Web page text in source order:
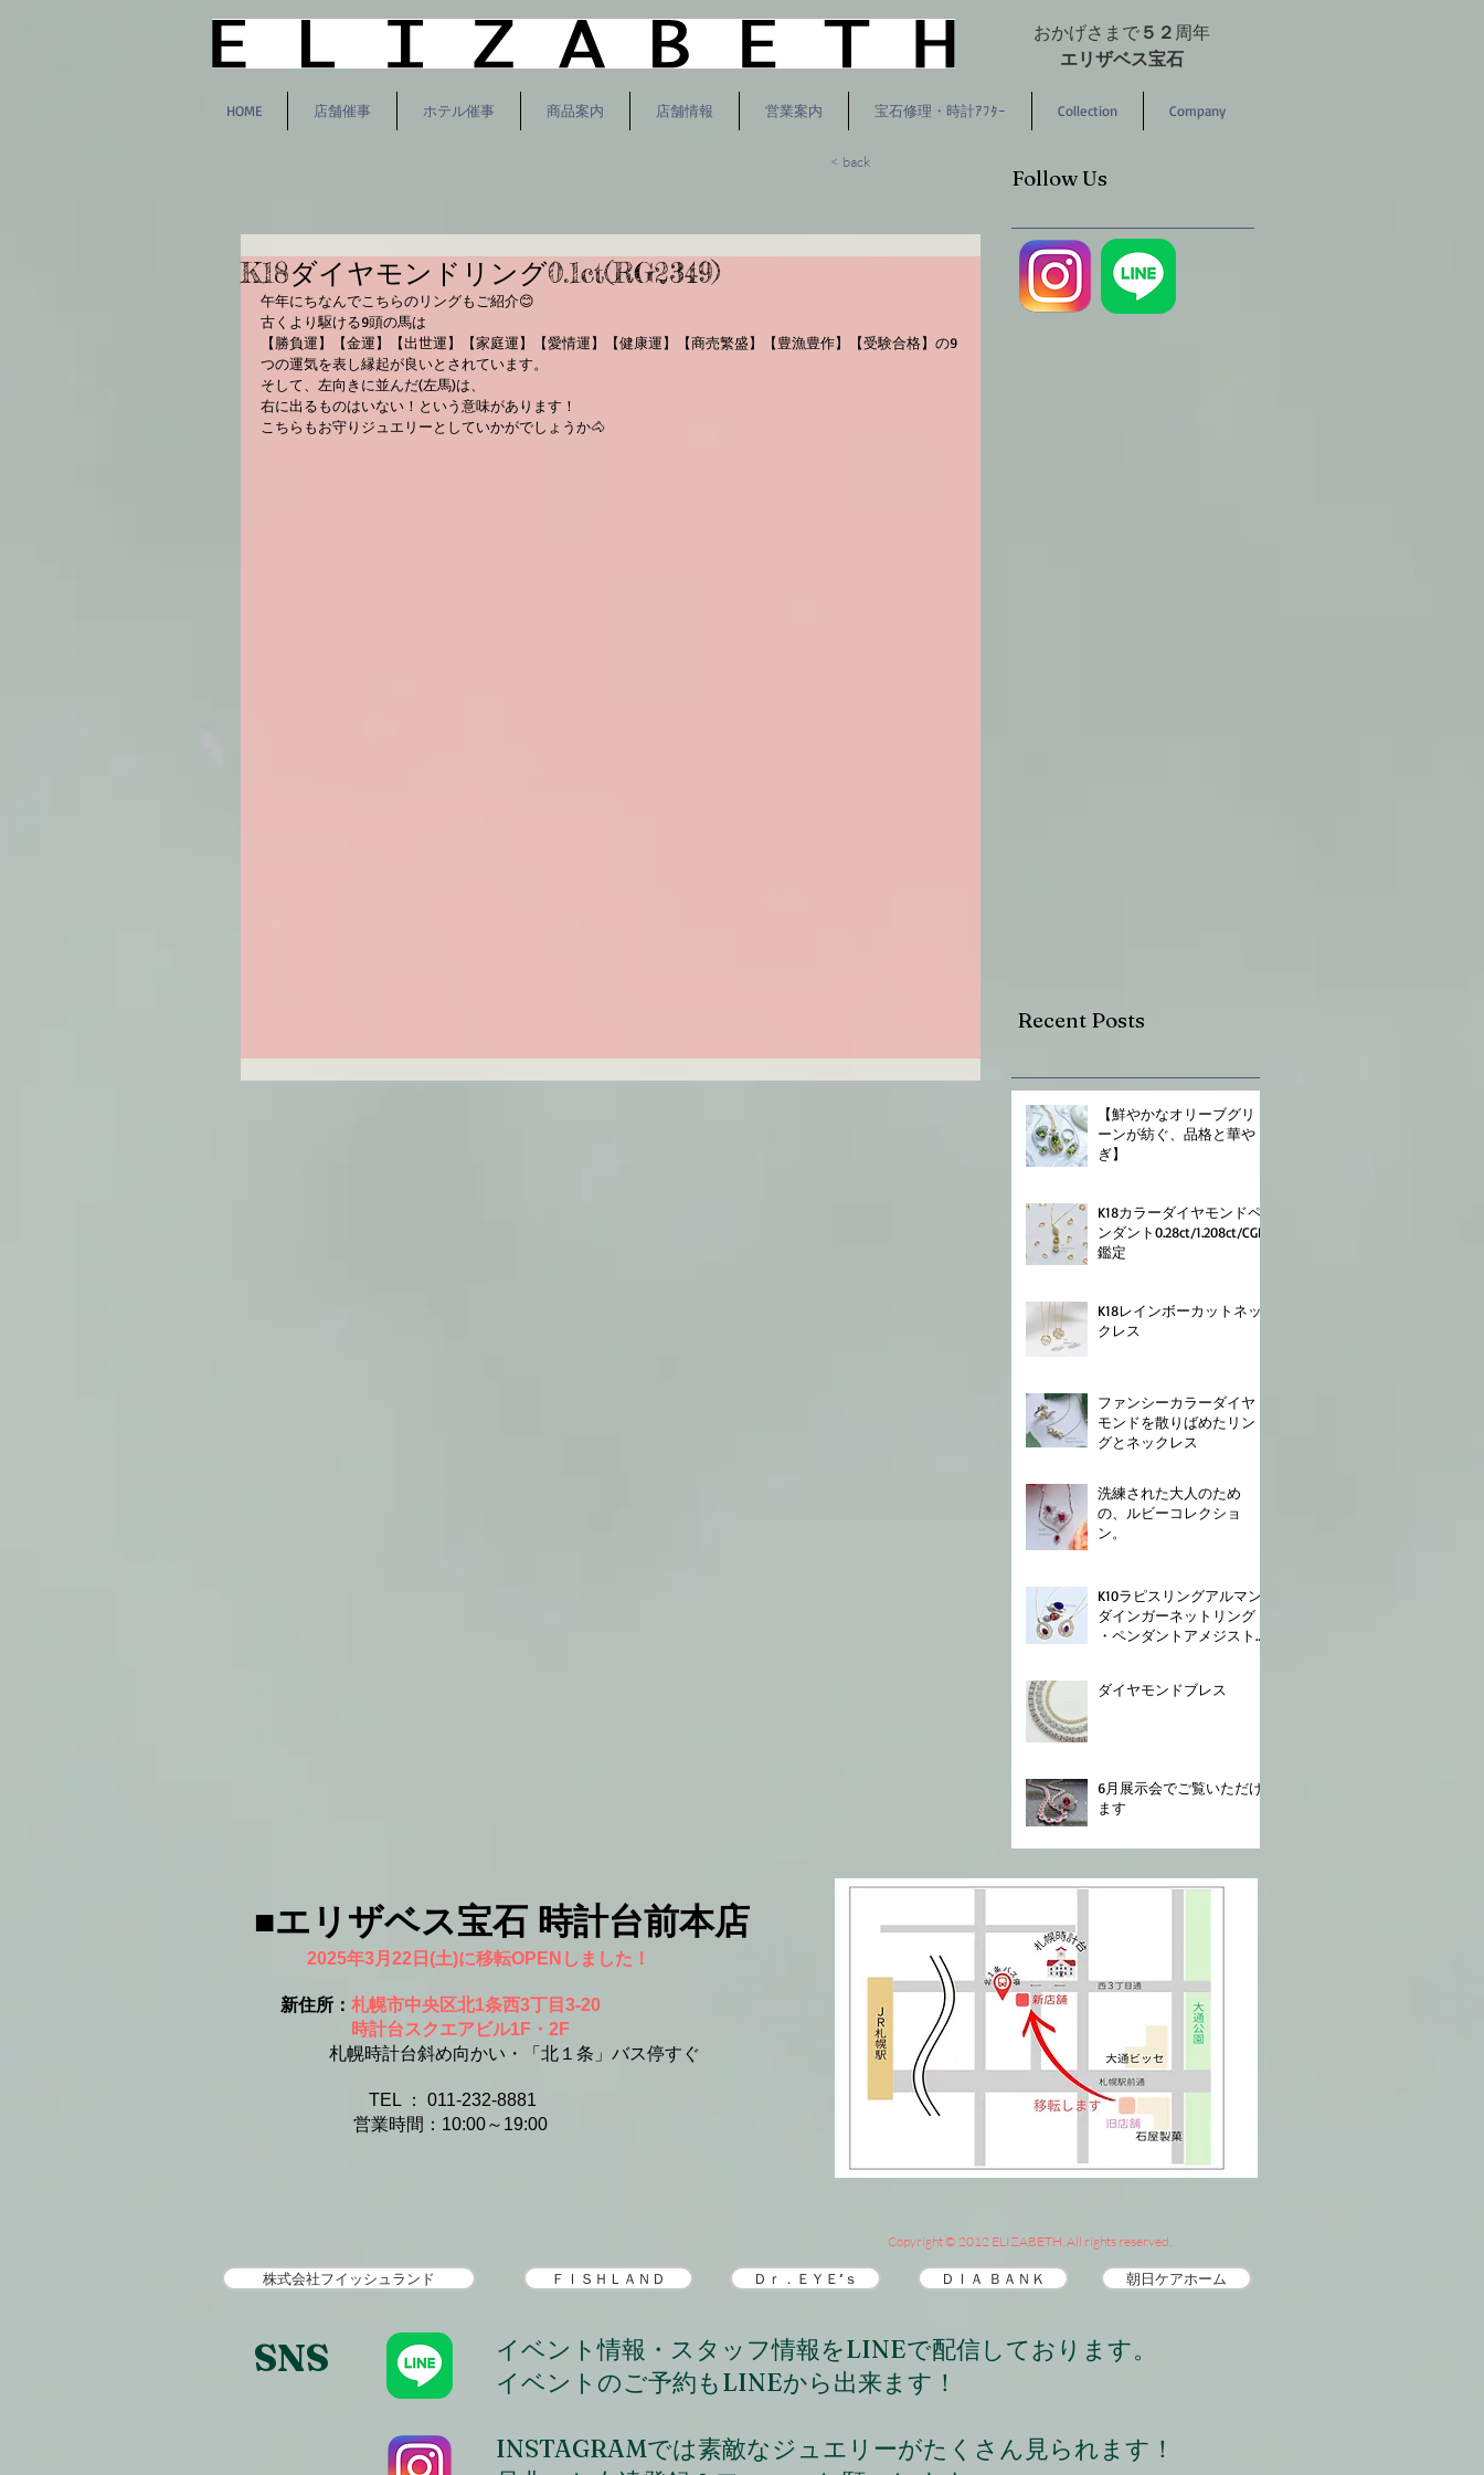
おかげさまで５２ 周年
エリザベス宝石
HOME 店舗催事 ホテル催事 商品案内 店舗情報 営業案内 宝石修理・時計ｱﾌﾀｰ Collection Company
< back
K18⁡⁡ダイヤモンドリング⁡⁡0.1ct⁡⁡(RG2349)⁡
午年にちなんでこちらのリングもご紹介😊⁡
⁡古くより駆ける9頭の馬は⁡
⁡【勝負運】【金運】【出世運】【家庭運】【愛情運】【健康運】【商売繁盛】【豊漁豊作】【受験合格】の9
つの運気を表し縁起が良いとされています。⁡
⁡そして、左向きに並んだ(左馬)は、⁡
⁡右に出るものはいない！という意味があります！⁡⁡
こちらもお守りジュエリーとしていかがでしょうか🐴⁡
Follow Us
Recent Posts
⁡【鮮やかなオリーブグリ
ーンが紡ぐ、品格と華や
ぎ】
K18⁡⁡カラーダイヤモンドペ
ンダント⁡⁡0.28⁡ct/⁡1.208ct⁡⁡/CGL
鑑定⁡
K18⁡⁡レインボーカットネッ
クレス⁡
ファンシーカラーダイヤ
モンドを散りばめたリン
グとネックレス
⁡洗練された大人のため
の、ルビーコレクショ
ン。
K10⁡⁡ラピスリング⁡⁡アルマン
ダインガーネットリング
⁡・ペンダント⁡⁡アメジスト
ダイヤモンドブレス⁡
6月展示会でご覧いただけ
ます
■エリザベス宝石 時計台前本店
2025年3月22日(土)に移転OPENしました！
新住所： 札幌市中央区北1条西3丁目3-20
時計台スクエアビル1F・2F
札幌時計台斜め向かい・「北１条」バス停すぐ
TEL ： 011-232-8881
営業時間：10:00～19:00
Copyright © 2012 ELIZABETH, All rights reserved.
株式会社フイッシュランド ＦＩＳＨＬＡＮＤ Ｄｒ．ＥＹＥ’ｓ ＤＩＡ ＢＡＮＫ 朝日ケアホーム
SNS
​イベント情報・スタッフ情報をLINEで配信しております。
イベントのご予約もLINEから出来ます！
INSTAGRAMでは素敵なジュエリーがたくさん見られます！